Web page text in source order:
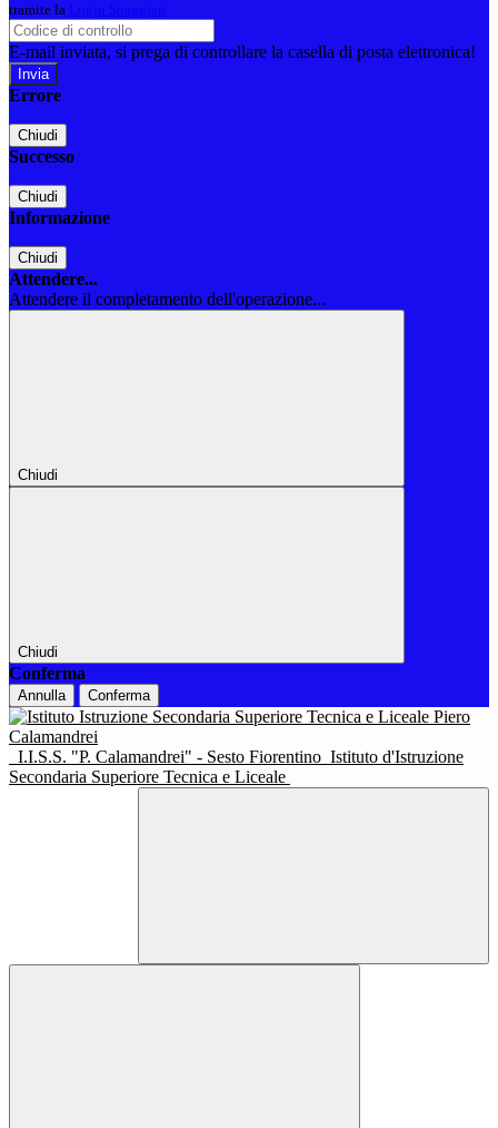
tramite la
E-mail inviata, si prega di controllare la casella di posta elettronica!
Errore
Chiudi
Successo
Chiudi
Informazione
Chiudi
Attendere...
Attendere il completamento dell'operazione...
Chiudi
Chiudi
Conferma
Annulla Conferma
I.I.S.S. "P. Calamandrei" - Sesto Fiorentino Istituto d'Istruzione
Secondaria Superiore Tecnica e Liceale